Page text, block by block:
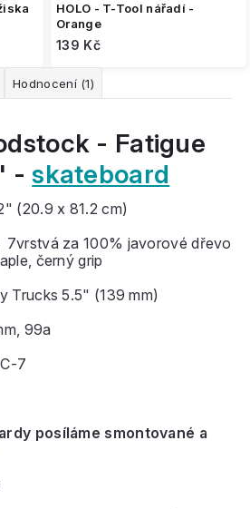
HOLO - T-Tool nářadí -
Orange
139 Kč
Hodnocení (1)
- Fatigue
-skateboard
(20.9 x 81.2 cm)
7vrstvá za 100% javorové dřevo
černý grip
Trucks 5.5" (139 mm)
99a
7
posíláme smontované a